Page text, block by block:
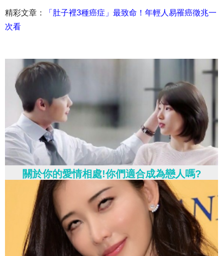
精彩文章：
「肚子裡3種癌症」最致命！年輕人易罹癌徵兆一
次看
關於你的愛情相處!你們適合成為戀人嗎?